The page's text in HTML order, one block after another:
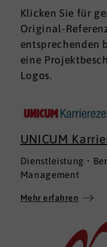
Klicken Sie für
Original-
entsprechenden
eine
Logos.
UNICUM
Dienstleistung •
Management
Mehr erfahren